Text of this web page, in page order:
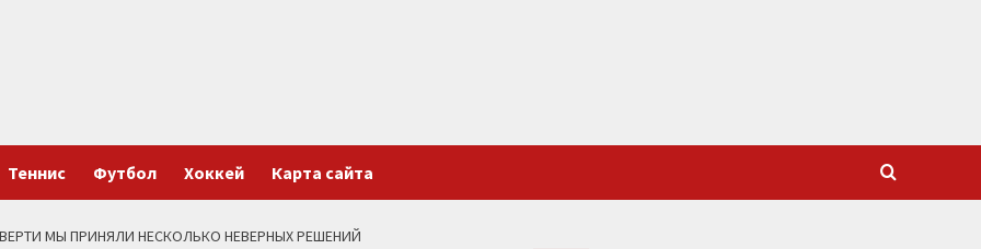
Теннис Футбол Хоккей Карта сайта
МЫ ПРИНЯЛИ НЕСКОЛЬКО НЕВЕРНЫХ РЕШЕНИЙ